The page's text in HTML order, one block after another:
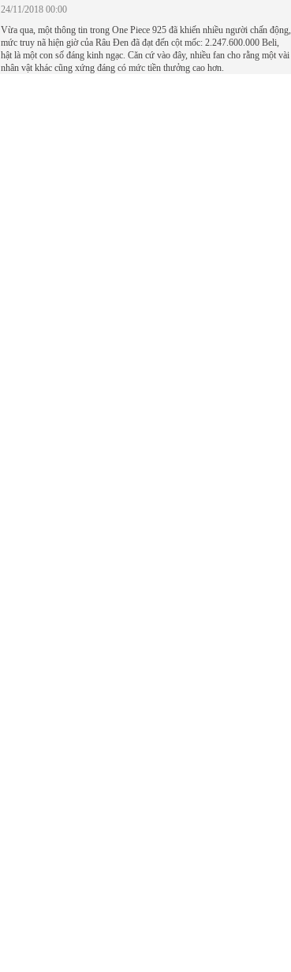
24/11/2018 00:00
Vừa qua, một thông tin trong One Piece 925 đã khiến nhiều người chấn động,
mức truy nã hiện giờ của Râu Đen đã đạt đến cột mốc: 2.247.600.000 Beli,
hật là một con số đáng kinh ngạc. Căn cứ vào đây, nhiều fan cho rằng một vài
nhân vật khác cũng xứng đáng có mức tiền thưởng cao hơn.